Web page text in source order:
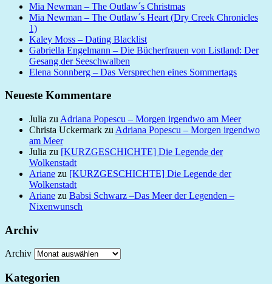
Mia Newman – The Outlaw´s Christmas
Mia Newman – The Outlaw´s Heart (Dry Creek Chronicles
1)
Kaley Moss – Dating Blacklist
Gabriella Engelmann – Die Bücherfrauen von Listland: Der
Gesang der Seeschwalben
Elena Sonnberg – Das Versprechen eines Sommertags
Neueste Kommentare
Julia zu Adriana Popescu – Morgen irgendwo am Meer
Christa Uckermark zu Adriana Popescu – Morgen irgendwo
am Meer
Julia zu [KURZGESCHICHTE] Die Legende der
Wolkenstadt
Ariane zu [KURZGESCHICHTE] Die Legende der
Wolkenstadt
Ariane zu Babsi Schwarz –Das Meer der Legenden –
Nixenwunsch
Archiv
Archiv
Kategorien